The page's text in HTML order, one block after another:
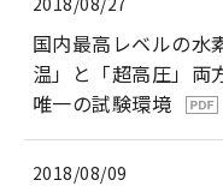
国内最高レベルの水
温」と「超高圧」両
唯一の試験環境
2018/08/09